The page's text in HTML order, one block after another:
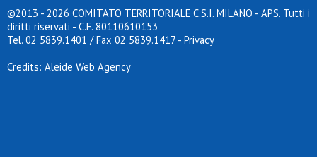
©2013 - 2026 COMITATO TERRITORIALE C.S.I. MILANO - APS. Tutti i
diritti riservati - C.F. 80110610153
Tel. 02 5839.1401 / Fax 02 5839.1417 - Privacy
Credits: Aleide Web Agency